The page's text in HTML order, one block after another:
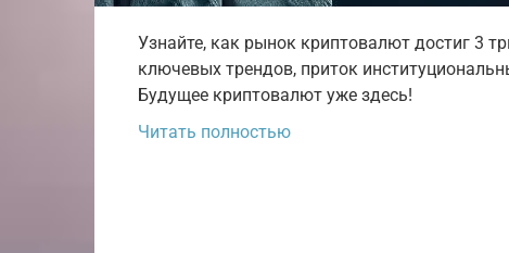
Узнайте, как рынок криптовалют достиг 3
ключевых трендов, приток
Будущее криптовалют уже здесь!
Читать полностью